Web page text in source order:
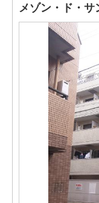
メゾン・ド・サ